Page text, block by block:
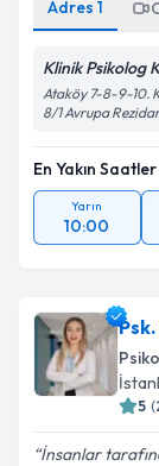
Adres 1
Klinik Psikolog
Ataköy 7-8-9-10.
8/1 Avrupa
En Yakın Saatler
Yarın
10:00
5 (
İnsanlar